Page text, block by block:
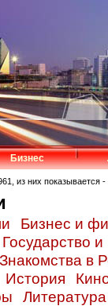
Бизнес
из них показывается
Бизнес и
Государство
Знакомства в
История